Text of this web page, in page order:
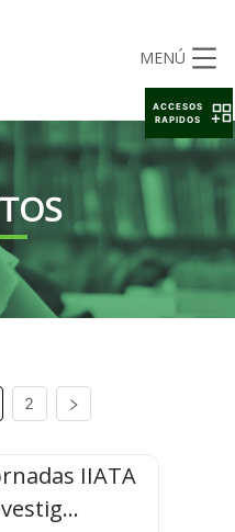
MENÚ
2
IIATA
ACCESOS
RAPIDOS